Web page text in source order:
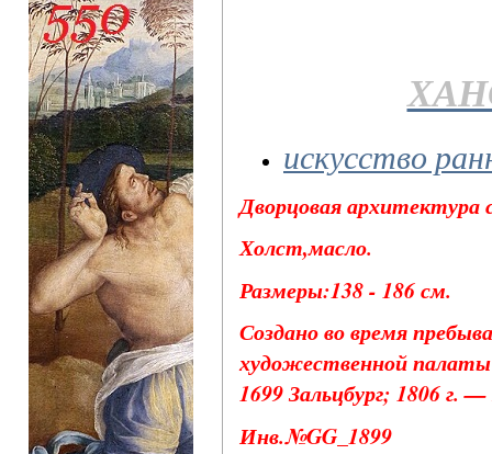
искусство
Дворцовая архитектура
Холст,масло.
Размеры:138 - 186 см.
Создано во время
художественной
1699 Зальцбург; 1806 г.
Инв.№GG_1899